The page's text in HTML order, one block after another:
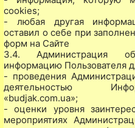
cookies;
- любая другая
оставил о себе при
форм на Сайте
3.4. Администрация
информацию Пользователя
- проведения
деятельностью
«budjak.com.ua»;
- оценки уровня
мероприятиях